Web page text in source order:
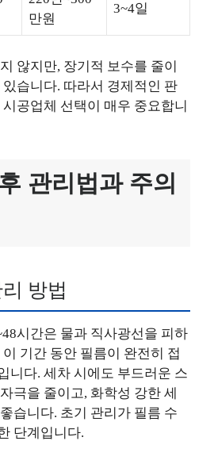
만원
3~4일
않지만, 장기적 보수를 줄이
습니다. 따라서 경제적인 판
공업체 선택이 매우 중요합니
관리법과 주의
방법
시간은 물과 직사광선을 피하
기간 동안 필름이 완전히 접
니다. 세차 시에도 부드러운 스
극을 줄이고, 화학성 강한 세
습니다. 초기 관리가 필름 수
단계입니다.